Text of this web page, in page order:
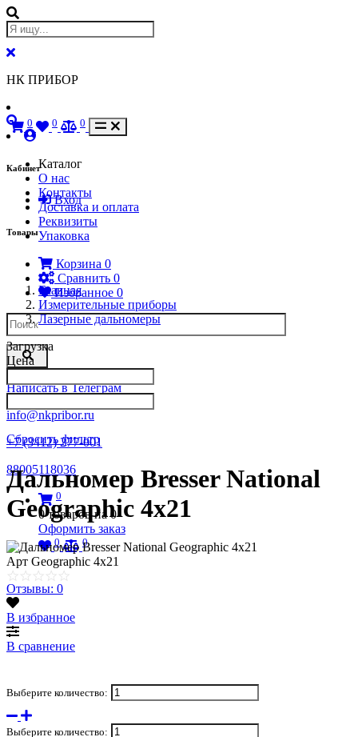
НК ПРИБОР
Кабинет
Вход
Товары
Корзина 0
Сравнить 0
Избранное 0
Написать в Телеграм
info@nkpribor.ru
+7 (3412) 277-001
88005118036
0
0 товаров на0
Оформить заказ
0 0
0 0 0
Каталог
О нас
Контакты
Доставка и оплата
Реквизиты
Упаковка
Главная
Измерительные приборы
Лазерные дальномеры
Загрузка
Цена
Сбросить фильтр
Дальномер Bresser National
Geographic 4x21
Арт Geographic 4x21
Отзывы: 0
В избранное
В сравнение
Выберите количество:
Выберите количество: